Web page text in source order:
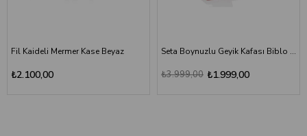
Fil Kaideli Mermer Kase Beyaz
₺2.100,00
Seta Boynuzlu Geyik Kafası Biblo Kırmızı
₺1.999,00
₺3.999,00